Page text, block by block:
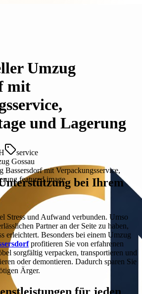
Umzug
mit
und Lagerung
service
Gossau
bei Ihrem
Stress und Aufwand verbunden. Umso
Partner an der Seite zu haben,
erleichtert. Besonders bei einem Umzug
profitieren Sie von erfahrenen
sorgfältig verpacken, transportieren und
oder demontieren. Dadurch sparen Sie
Ärger.
für jeden